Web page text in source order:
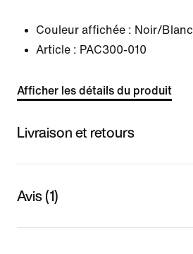
Couleur affichée : Noir/Blanc
Article : PAC300-010
Afficher les détails du produit
Livraison et retours
Avis (1)